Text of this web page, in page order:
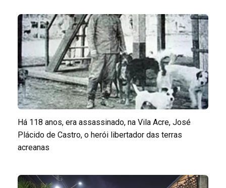
Há 118 anos, era assassinado, na Vila Acre, José
Plácido de Castro, o herói libertador das terras
acreanas